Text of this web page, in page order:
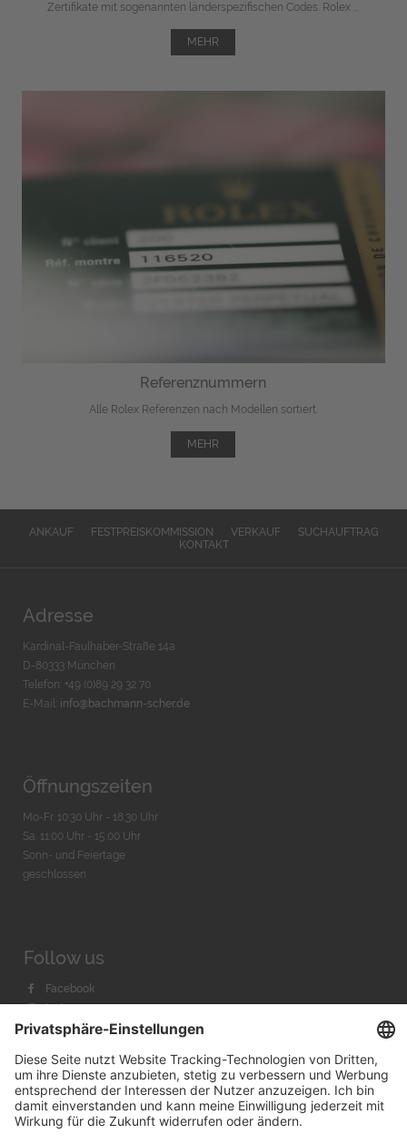
Zertifikate mit sogenannten länderspezifischen Codes. Rolex ...
MEHR
Referenznummern
Alle Rolex Referenzen nach Modellen sortiert.
MEHR
ANKAUF FESTPREISKOMMISSION VERKAUF
SUCHAUFTRAG
KONTAKT
Adresse
Kardinal-Faulhaber-Straße 14a
D-80333 München
Telefon: +49 (0)89 29 32 70
E-Mail: info@bachmann-scher.de
Öffnungszeiten
Mo-Fr. 10:30 Uhr - 18:30 Uhr
Sa. 11:00 Uhr - 15.00 Uhr
Sonn- und Feiertage
geschlossen
Follow us
Facebook
Instagram
Youtube